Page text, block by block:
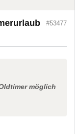
#53477
möglich